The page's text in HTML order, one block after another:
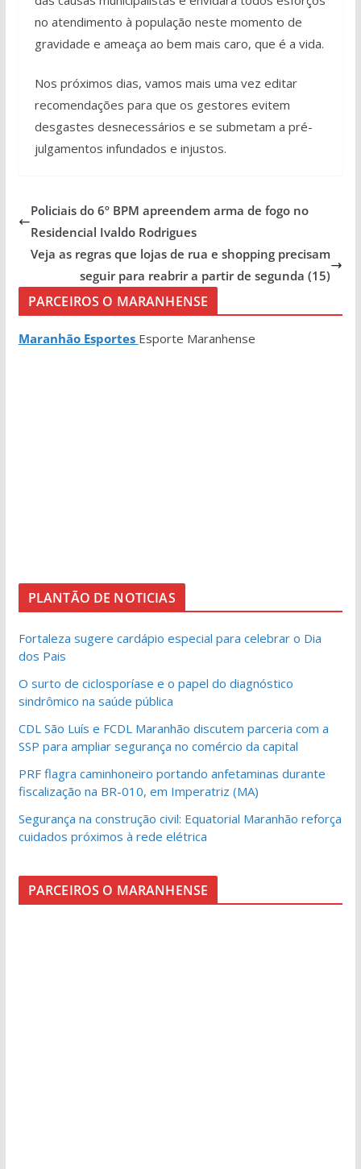
no atendimento à população neste momento de
gravidade e ameaça ao bem mais caro, que é a vida.
Nos próximos dias, vamos mais uma vez editar
recomendações para que os gestores evitem
desgastes desnecessários e se submetam a pré-
julgamentos infundados e injustos.
Policiais do 6º BPM apreendem arma de fogo no
Residencial Ivaldo Rodrigues
Veja as regras que lojas de rua e shopping precisam
seguir para reabrir a partir de segunda (15)
PARCEIROS O MARANHENSE
Maranhão Esportes Esporte Maranhense
PLANTÃO DE NOTICIAS
Fortaleza sugere cardápio especial para celebrar o Dia
dos Pais
O surto de ciclosporíase e o papel do diagnóstico
sindrômico na saúde pública
CDL São Luís e FCDL Maranhão discutem parceria com a
SSP para ampliar segurança no comércio da capital
PRF flagra caminhoneiro portando anfetaminas durante
fiscalização na BR-010, em Imperatriz (MA)
Segurança na construção civil: Equatorial Maranhão reforça
cuidados próximos à rede elétrica
PARCEIROS O MARANHENSE